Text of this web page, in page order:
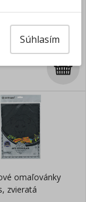
omaľovánka A4
omaľovánky
zvieratá
Súhlasím